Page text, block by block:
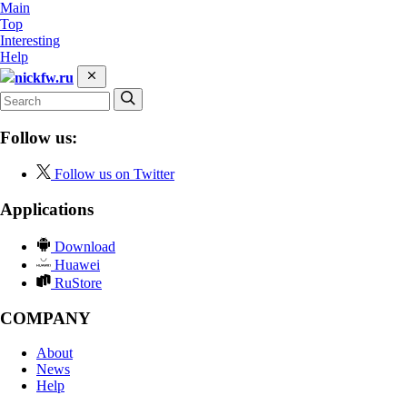
Main
Top
Interesting
Help
nickfw.ru
Follow us:
Follow us on Twitter
Applications
Download
Huawei
RuStore
COMPANY
About
News
Help